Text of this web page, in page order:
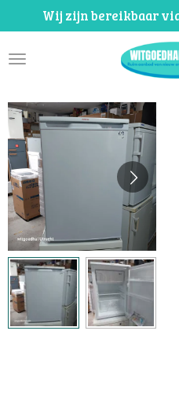
to
main
Wij zijn bereikbaar